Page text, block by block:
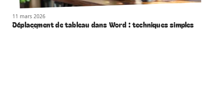
11 mars 2026
Déplacement de tableau dans Word : techniques simples
et rapides